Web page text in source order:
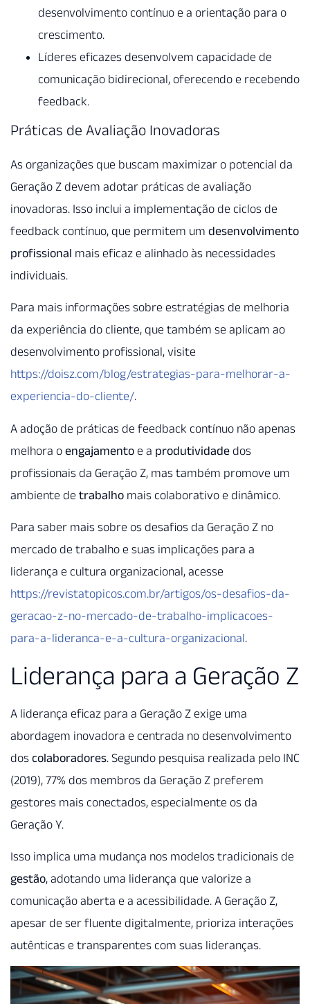
desenvolvimento contínuo e a orientação para o
crescimento.
Líderes eficazes desenvolvem capacidade de
comunicação bidirecional, oferecendo e recebendo
feedback.
Práticas de Avaliação Inovadoras
As organizações que buscam maximizar o potencial da
Geração Z devem adotar práticas de avaliação
inovadoras. Isso inclui a implementação de ciclos de
feedback contínuo, que permitem um desenvolvimento
profissional mais eficaz e alinhado às necessidades
individuais.
Para mais informações sobre estratégias de melhoria
da experiência do cliente, que também se aplicam ao
desenvolvimento profissional, visite
https://doisz.com/blog/estrategias-para-melhorar-a-
experiencia-do-cliente/.
A adoção de práticas de feedback contínuo não apenas
melhora o engajamento e a produtividade dos
profissionais da Geração Z, mas também promove um
ambiente de trabalho mais colaborativo e dinâmico.
Para saber mais sobre os desafios da Geração Z no
mercado de trabalho e suas implicações para a
liderança e cultura organizacional, acesse
https://revistatopicos.com.br/artigos/os-desafios-da-
geracao-z-no-mercado-de-trabalho-implicacoes-
para-a-lideranca-e-a-cultura-organizacional.
Liderança para a Geração Z
A liderança eficaz para a Geração Z exige uma
abordagem inovadora e centrada no desenvolvimento
dos colaboradores. Segundo pesquisa realizada pelo INC
(2019), 77% dos membros da Geração Z preferem
gestores mais conectados, especialmente os da
Geração Y.
Isso implica uma mudança nos modelos tradicionais de
gestão, adotando uma liderança que valorize a
comunicação aberta e a acessibilidade. A Geração Z,
apesar de ser fluente digitalmente, prioriza interações
autênticas e transparentes com suas lideranças.